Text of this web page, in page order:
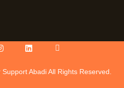
LinkedinIcon-
youtube-
Abadi All Rights Reserved.